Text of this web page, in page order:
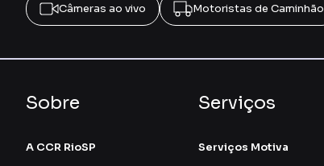
Câmeras ao vivo Motoristas de Caminhão
Sobre
A CCR RioSP
Serviços
Serviços Motiva